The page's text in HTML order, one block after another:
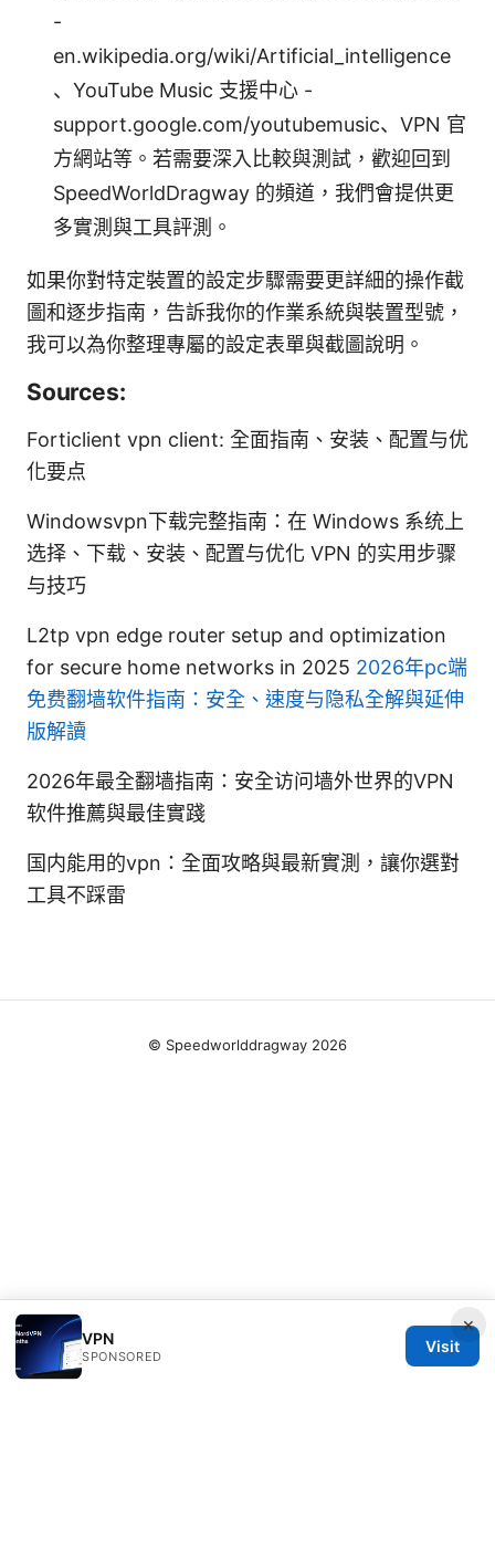
-
en.wikipedia.org/wiki/Artificial_intelligence
、YouTube Music 支援中心 -
support.google.com/youtubemusic、VPN 官
方網站等。若需要深入比較與測試，歡迎回到
SpeedWorldDragway 的頻道，我們會提供更
多實測與工具評測。
如果你對特定裝置的設定步驟需要更詳細的操作截
圖和逐步指南，告訴我你的作業系統與裝置型號，
我可以為你整理專屬的設定表單與截圖說明。
Sources:
Forticlient vpn client: 全面指南、安装、配置与优
化要点
Windowsvpn下载完整指南：在 Windows 系统上
选择、下载、安装、配置与优化 VPN 的实用步骤
与技巧
L2tp vpn edge router setup and optimization
for secure home networks in 2025 2026年pc端
免费翻墙软件指南：安全、速度与隐私全解與延伸
版解讀
2026年最全翻墙指南：安全访问墙外世界的VPN
软件推薦與最佳實踐
国内能用的vpn：全面攻略與最新實測，讓你選對
工具不踩雷
×
VPN
SPONSORED
Visit
© Speedworlddragway 2026